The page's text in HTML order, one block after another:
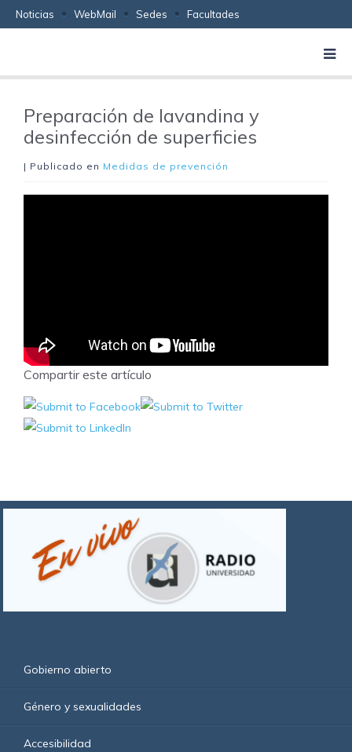
Noticias WebMail Sedes Facultades
Preparación de lavandina y
desinfección de superficies
| Publicado en Medidas de prevención
Compartir este artículo
Gobierno abierto
Género y sexualidades
Accesibilidad